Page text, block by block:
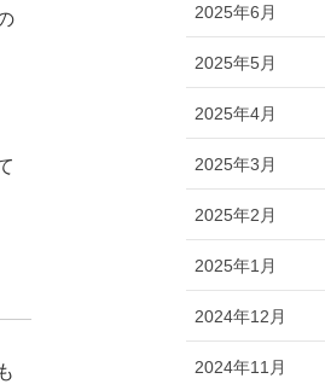
2025年6月
2025年5月
2025年4月
2025年3月
2025年2月
2025年1月
2024年12月
2024年11月